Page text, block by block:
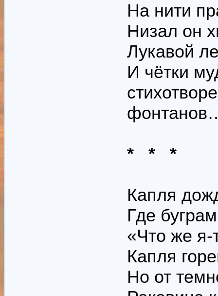
На нити
Низал он
Лукавой
И чётки
* * *
Капля
Где
«Что же я-
Капля
Но от